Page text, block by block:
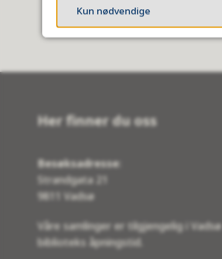
Her finner du oss
Besøksadresse:
Strandgata 21
9811 Vadsø
Våre samlinger er tilgjengelig i Vadsø
biblioteks åpningstid.
Kun nødvendige